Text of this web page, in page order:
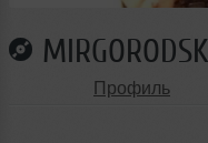
Профиль